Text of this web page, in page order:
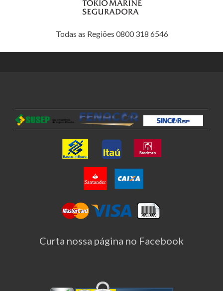
Todas as Regiões 0800 318 6546
Curta nossa página no Facebook